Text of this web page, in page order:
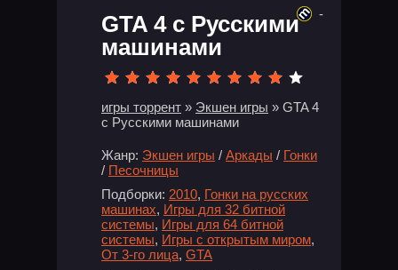
GTA 4 с Русскими
машинами
игры торрент » Экшен игры » GTA 4
с Русскими машинами
Жанр: Экшен игры / Аркады / Гонки
/ Песочницы
Подборки: 2010, Гонки на русских
машинах, Игры для 32 битной
системы, Игры для 64 битной
системы, Игры с открытым миром,
От 3-го лица, GTA
-